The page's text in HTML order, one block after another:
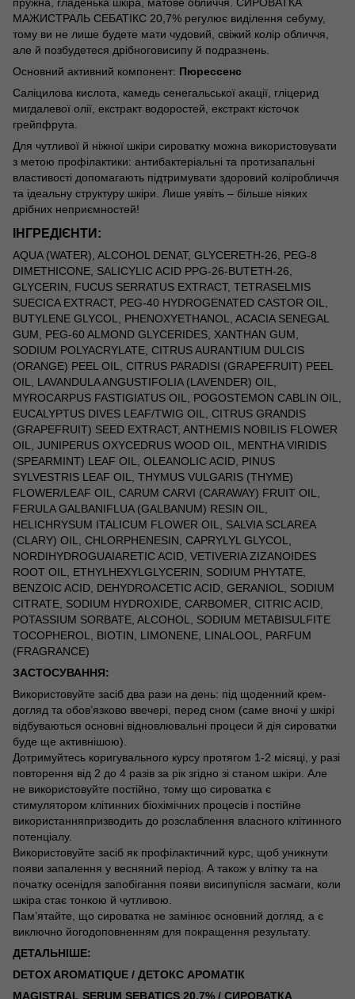
МАЖИСТРАЛЬ СЕБАТІКС 20,7% регулює виділення себуму,
тому ви не лише будете мати чудовий, свіжий колір обличчя,
але й позбудетеся дрібноговисипу й подразнень.
Основний активний компонент: Пюрессенс
Саліцилова кислота, камедь сенегальської акації, гліцерид
мигдалевої олії, екстракт водоростей, екстракт кісточок
грейпфрута.
Для чутливої й ніжної шкіри сироватку можна використовувати
з метою профілактики: антибактеріальні та протизапальні
властивості допомагають підтримувати здоровий коліробличчя
та ідеальну структуру шкіри. Лише уявіть – більше ніяких
дрібних неприємностей!
ІНГРЕДІЄНТИ:
AQUA (WATER), ALCOHOL DENAT, GLYCERETH-26, PEG-8
DIMETHICONE, SALICYLIC ACID PPG-26-BUTETH-26,
GLYCERIN, FUCUS SERRATUS EXTRACT, TETRASELMIS
SUECICA EXTRACT, PEG-40 HYDROGENATED CASTOR OIL,
BUTYLENE GLYCOL, PHENOXYETHANOL, ACACIA SENEGAL
GUM, PEG-60 ALMOND GLYCERIDES, XANTHAN GUM,
SODIUM POLYACRYLATE, CITRUS AURANTIUM DULCIS
(ORANGE) PEEL OIL, CITRUS PARADISI (GRAPEFRUIT) PEEL
OIL, LAVANDULA ANGUSTIFOLIA (LAVENDER) OIL,
MYROCARPUS FASTIGIATUS OIL, POGOSTEMON CABLIN OIL,
EUCALYPTUS DIVES LEAF/TWIG OIL, CITRUS GRANDIS
(GRAPEFRUIT) SEED EXTRACT, ANTHEMIS NOBILIS FLOWER
OIL, JUNIPERUS OXYCEDRUS WOOD OIL, MENTHA VIRIDIS
(SPEARMINT) LEAF OIL, OLEANOLIC ACID, PINUS
SYLVESTRIS LEAF OIL, THYMUS VULGARIS (THYME)
FLOWER/LEAF OIL, CARUM CARVI (CARAWAY) FRUIT OIL,
FERULA GALBANIFLUA (GALBANUM) RESIN OIL,
HELICHRYSUM ITALICUM FLOWER OIL, SALVIA SCLAREA
(CLARY) OIL, CHLORPHENESIN, CAPRYLYL GLYCOL,
NORDIHYDROGUAIARETIC ACID, VETIVERIA ZIZANOIDES
ROOT OIL, ETHYLHEXYLGLYCERIN, SODIUM PHYTATE,
BENZOIC ACID, DEHYDROACETIC ACID, GERANIOL, SODIUM
CITRATE, SODIUM HYDROXIDE, CARBOMER, CITRIC ACID,
POTASSIUM SORBATE, ALCOHOL, SODIUM METABISULFITE
TOCOPHEROL, BIOTIN, LIMONENE, LINALOOL, PARFUM
(FRAGRANCE)
ЗАСТОСУВАННЯ:
Використовуйте засіб два рази на день: під щоденний крем-
догляд та обов’язково ввечері, перед сном (саме вночі у шкірі
відбуваються основні відновлювальні процеси й дія сироватки
буде ще активнішою).
Дотримуйтесь коригувального курсу протягом 1-2 місяці, у разі
повторення від 2 до 4 разів за рік згідно зі станом шкіри. Але
не використовуйте постійно, тому що сироватка є
стимулятором клітинних біохімічних процесів і постійне
використанняпризводить до розслаблення власного клітинного
потенціалу.
Використовуйте засіб як профілактичний курс, щоб уникнути
появи запалення у весняний період. А також у влітку та на
початку осенідля запобігання появи висипупісля засмаги, коли
шкіра стає тонкою й чутливою.
Пам’ятайте, що сироватка не замінює основний догляд, а є
виключно йогодоповненням для покращення результату.
ДЕТАЛЬНІШЕ:
DETOXAROMATIQUE / ДЕТОКС АРОМАТІК
MAGISTRAL SERUM SEBATICS 20.7% / СИРОВАТКА